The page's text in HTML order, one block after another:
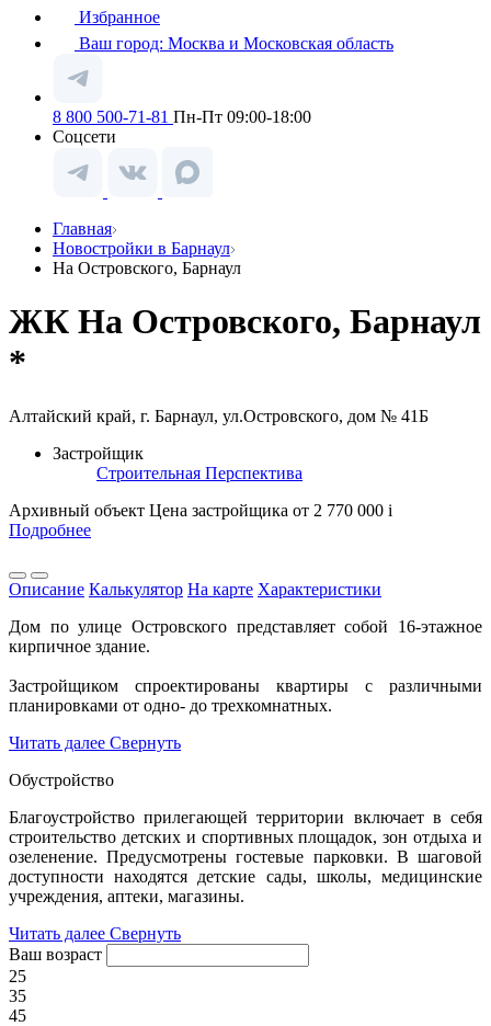
Избранное
Ваш город: Москва и Московская область
8 800 500-71-81 Пн-Пт 09:00-18:00
Соцсети
Главная
Новостройки в Барнаул
На Островского, Барнаул
ЖК На Островского, Барнаул
*
Алтайский край, г. Барнаул, ул.Островского, дом № 41Б
Застройщик
Строительная Перспектива
Архивный объект Цена застройщика от 2 770 000 i
Подробнее
Описание Калькулятор На карте Характеристики
Дом по улице Островского представляет собой 16-этажное
кирпичное здание.
Застройщиком спроектированы квартиры с различными
планировками от одно- до трехкомнатных.
Читать далее Свернуть
Обустройство
Благоустройство прилегающей территории включает в себя
строительство детских и спортивных площадок, зон отдыха и
озеленение. Предусмотрены гостевые парковки. В шаговой
доступности находятся детские сады, школы, медицинские
учреждения, аптеки, магазины.
Читать далее Свернуть
Ваш возраст
25
35
45